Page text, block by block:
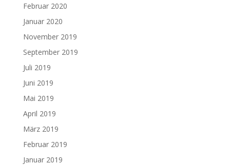
Februar 2020
Januar 2020
November 2019
September 2019
Juli 2019
Juni 2019
Mai 2019
April 2019
März 2019
Februar 2019
Januar 2019